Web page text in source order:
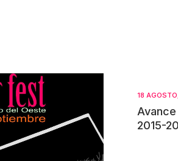
18
2015-